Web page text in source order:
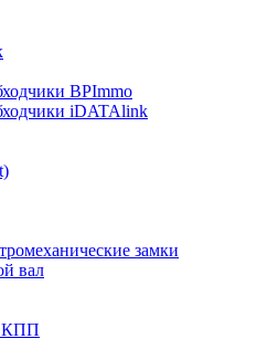
BPImmo
iDATAlink
замки
вал
КПП